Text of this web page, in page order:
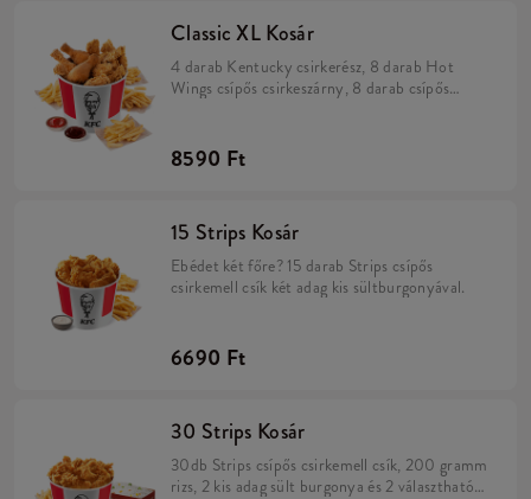
Classic XL Kosár
4 darab Kentucky csirkerész, 8 darab Hot
Wings csípős csirkeszárny, 8 darab csípős
8590 Ft
15 Strips Kosár
Ebédet két főre? 15 darab Strips csípős
csirkemell csík két adag kis sültburgonyával.
6690 Ft
30 Strips Kosár
30db Strips csípős csirkemell csík, 200 gramm
rizs, 2 kis adag sült burgonya és 2 választható